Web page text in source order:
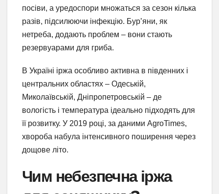
посіви, а уредоспори множаться за сезон кілька
разів, підсилюючи інфекцію. Бур’яни, як
нетреба, додають проблем – вони стають
резервуарами для гриба.
В Україні іржа особливо активна в південних і
центральних областях – Одеській,
Миколаївській, Дніпропетровській – де
вологість і температура ідеально підходять для
її розвитку. У 2019 році, за даними AgroTimes,
хвороба набула інтенсивного поширення через
дощове літо.
Чим небезпечна іржа